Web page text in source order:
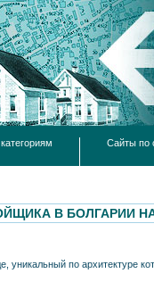
Сайты по
В БОЛГАРИИ
уникальный по архитектуре